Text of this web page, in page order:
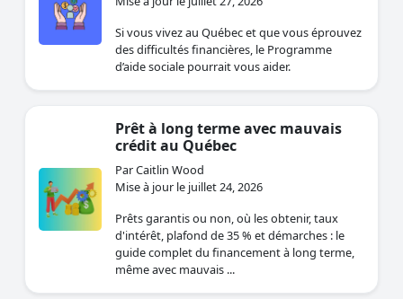
Si vous vivez au Québec et que vous éprouvez
des difficultés financières, le Programme
d’aide sociale pourrait vous aider.
Prêt à long terme avec mauvais
crédit au Québec
Par Caitlin Wood
Mise à jour le juillet 24, 2026
Prêts garantis ou non, où les obtenir, taux
d'intérêt, plafond de 35 % et démarches : le
guide complet du financement à long terme,
même avec mauvais ...